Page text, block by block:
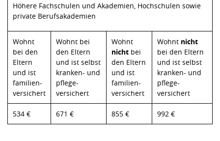
Höhere Fachschulen und Akademien, Hochschulen sowie
private Berufsakademien
Wohnt
bei den
Eltern
und ist
familien-
versichert
Wohnt bei
den Eltern
und ist selbst
kranken- und
pflege-
versichert
Wohnt
nicht bei
den Eltern
und ist
familien-
versichert
Wohnt nicht
bei den Eltern
und ist selbst
kranken- und
pflege-
versichert
534 € 671 € 855 € 992 €